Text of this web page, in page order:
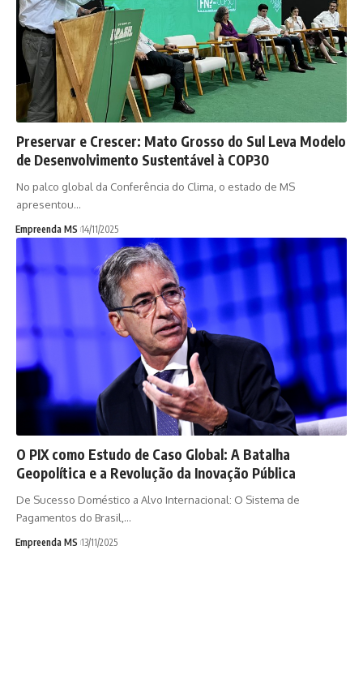
Preservar e Crescer: Mato Grosso do Sul Leva Modelo
de Desenvolvimento Sustentável à COP30
No palco global da Conferência do Clima, o estado de MS
apresentou…
Empreenda MS 14/11/2025
O PIX como Estudo de Caso Global: A Batalha
Geopolítica e a Revolução da Inovação Pública
De Sucesso Doméstico a Alvo Internacional: O Sistema de
Pagamentos do Brasil,…
Empreenda MS 13/11/2025